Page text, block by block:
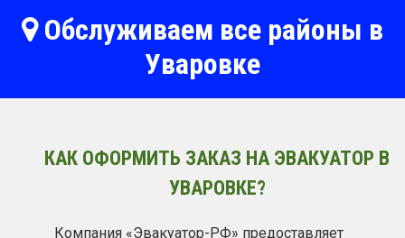
Обслуживаем все районы в
Уваровке
КАК ОФОРМИТЬ ЗАКАЗ НА ЭВАКУАТОР В
УВАРОВКЕ?
Компания «Эвакуатор-РФ» предоставляет